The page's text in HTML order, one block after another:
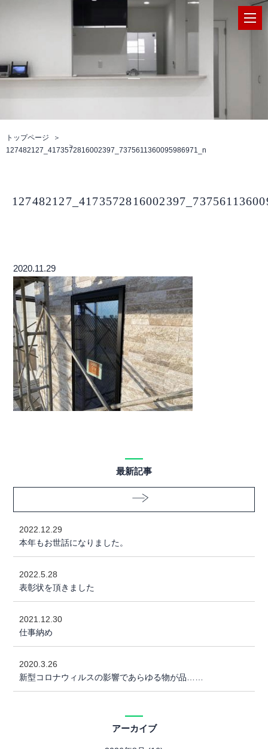
トップページ
127482127_4173572816002397_7375611360095986971_n
2020.11.29
最新記事
2022.12.29
本年もお世話になりました。
2022.5.28
表彰状を頂きました
2021.12.30
仕事納め
2020.3.26
新型コロナウィルスの影響であらゆる物が品……
アーカイブ